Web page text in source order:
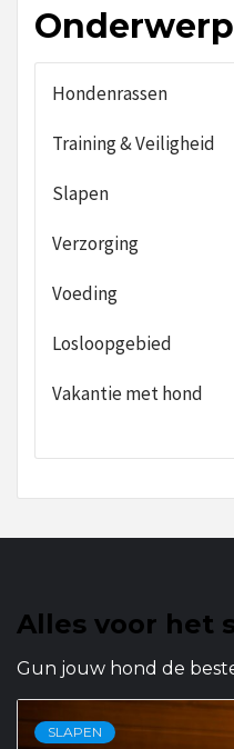
Hondenrassen
Training & Veiligheid
Slapen
Verzorging
Voeding
Losloopgebied
Vakantie met hond
Alles voor het
Gun jouw hond de
SLAPEN